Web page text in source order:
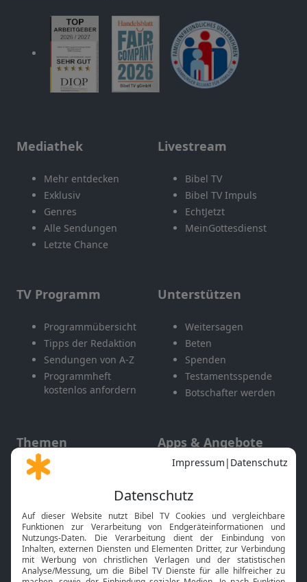
Mediathek
Mehr entdecken
Exklusiv
Genres
Alle Sendungen
Letzte Chance
Livestream
Bibel TV
Bibel TV Impuls
EchtJetzt
MeinGottesdienst
TV Programm
Programmübersicht
Tipps der Redaktion
Sendungen von A-Z
Programmheft
kostenlos anfordern
Unterstützen
Weitersagen
Beten
Spenden
Testamentsspende
Botschafter werden
Themen
Gott und Bibel erklärt
Neuigkeiten
Apps & Angebote
Mobile App
Smart TV
HbbTV
Bibelthek Online-Bibel
Nächster Gottesdienst